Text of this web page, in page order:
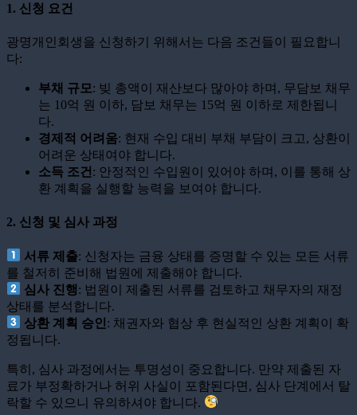
1. 신청 요건
광명개인회생을 신청하기 위해서는 다음 조건들이 필요합니
다:
부채 규모: 빚 총액이 재산보다 많아야 하며, 무담보 채무
는 10억 원 이하, 담보 채무는 15억 원 이하로 제한됩니
다.
경제적 어려움: 현재 수입 대비 부채 부담이 크고, 상환이
어려운 상태여야 합니다.
소득 조건 : 안정적인 수입원이 있어야 하며, 이를 통해 상
환 계획을 실행할 능력을 보여야 합니다.
2. 신청 및 심사 과정
서류 제출: 신청자는 금융 상태를 증명할 수 있는 모든 서류
를 철저히 준비해 법원에 제출해야 합니다.
심사 진행: 법원이 제출된 서류를 검토하고 채무자의 재정
상태를 분석합니다.
상환 계획 승인 : 채권자와 협상 후 현실적인 상환 계획이 확
정됩니다.
특히, 심사 과정에서는 투명성이 중요합니다. 만약 제출된 자
료가 부정확하거나 허위 사실이 포함된다면, 심사 단계에서 탈
락할 수 있으니 유의하셔야 합니다.